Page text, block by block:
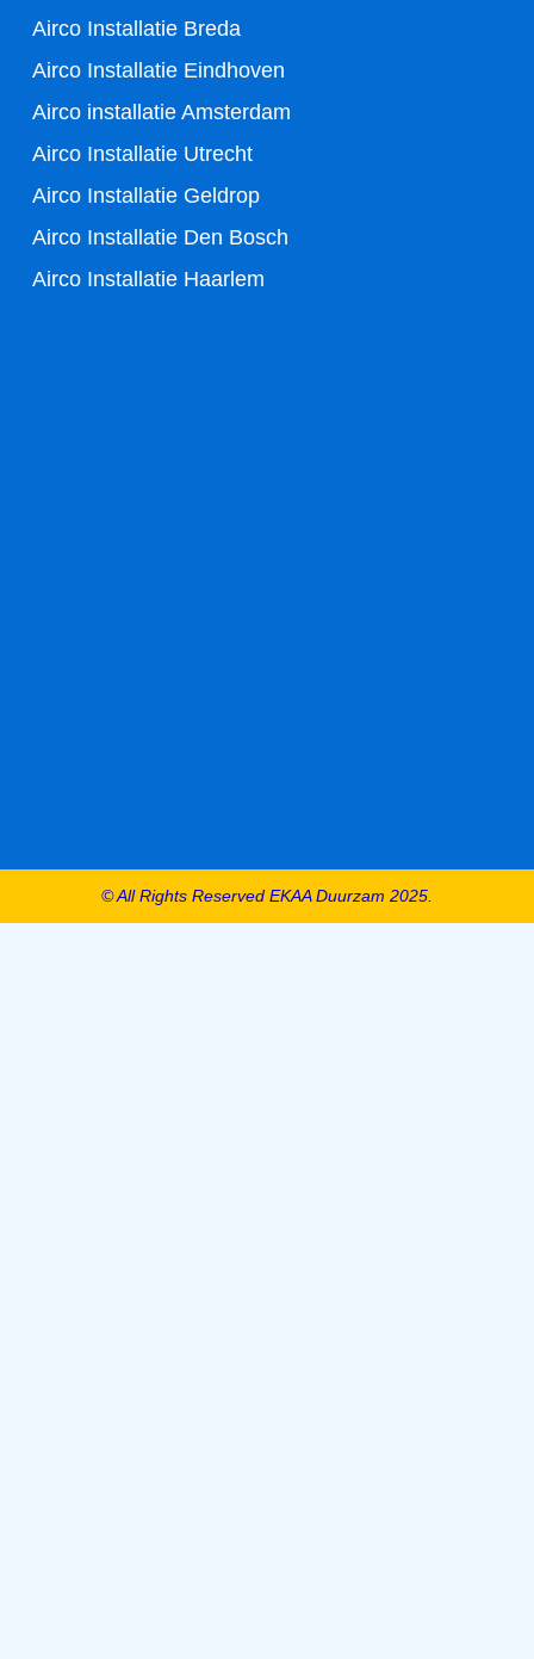
Airco Installatie Breda
Airco Installatie Eindhoven
Airco installatie Amsterdam
Airco Installatie Utrecht
Airco Installatie Geldrop
Airco Installatie Den Bosch
Airco Installatie Haarlem
© All Rights Reserved EKAA Duurzam 2025.